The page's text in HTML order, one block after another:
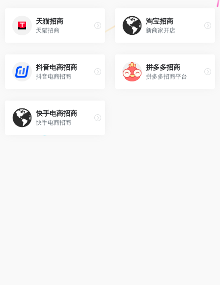
天猫招商
天猫招商
淘宝招商
新商家开店
抖音电商招商
抖音电商招商
拼多多招商
拼多多招商平台
快手电商招商
快手电商招商